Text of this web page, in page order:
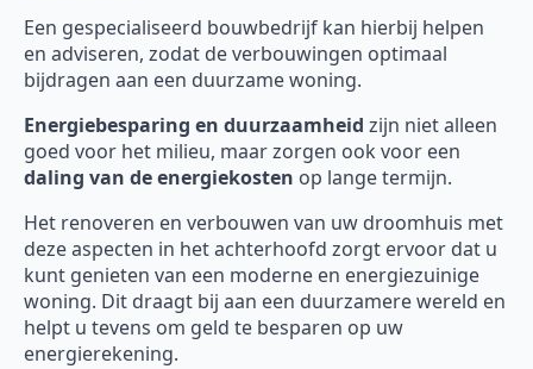
Een gespecialiseerd bouwbedrijf kan hierbij helpen
en adviseren, zodat de verbouwingen optimaal
bijdragen aan een duurzame woning.
Energiebesparing en duurzaamheid zijn niet alleen
goed voor het milieu, maar zorgen ook voor een
daling van de energiekosten op lange termijn.
Het renoveren en verbouwen van uw droomhuis met
deze aspecten in het achterhoofd zorgt ervoor dat u
kunt genieten van een moderne en energiezuinige
woning. Dit draagt bij aan een duurzamere wereld en
helpt u tevens om geld te besparen op uw
energierekening.